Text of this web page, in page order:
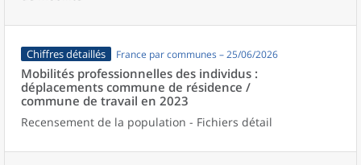
Chiffres détaillés France par communes – 25/06/2026
Mobilités professionnelles des individus :
déplacements commune de résidence /
commune de travail en 2023
Recensement de la population - Fichiers détail